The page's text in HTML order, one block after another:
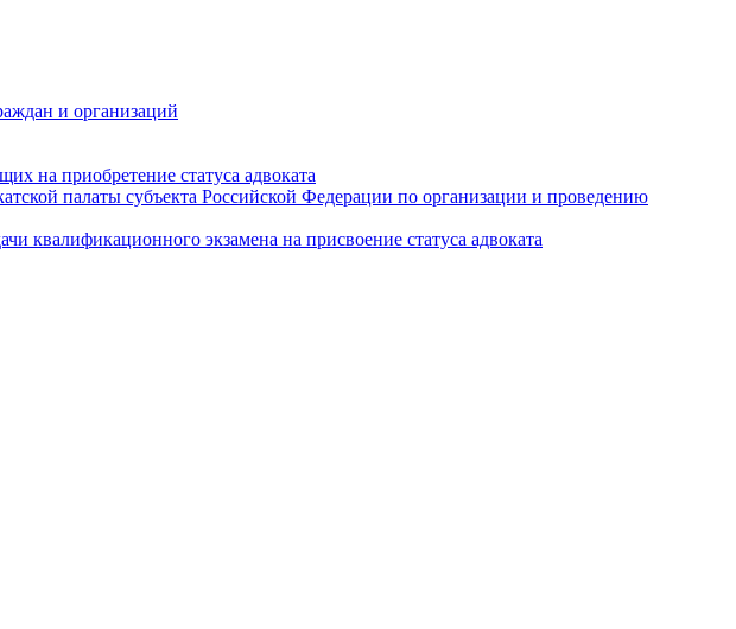
и организаций
на приобретение статуса адвоката
палаты субъекта Российской Федерации по организации и проведению
квалификационного экзамена на присвоение статуса адвоката